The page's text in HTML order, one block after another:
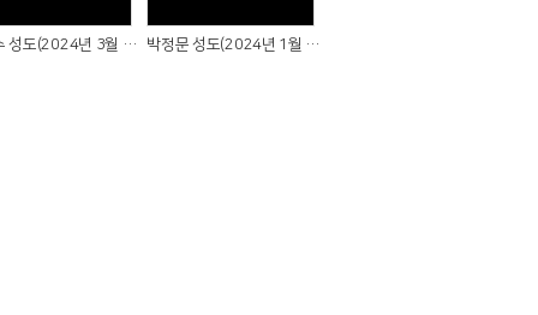
진경수 성도(2024년 3월 3일) 박정문 성도(2024년 1월 7일)